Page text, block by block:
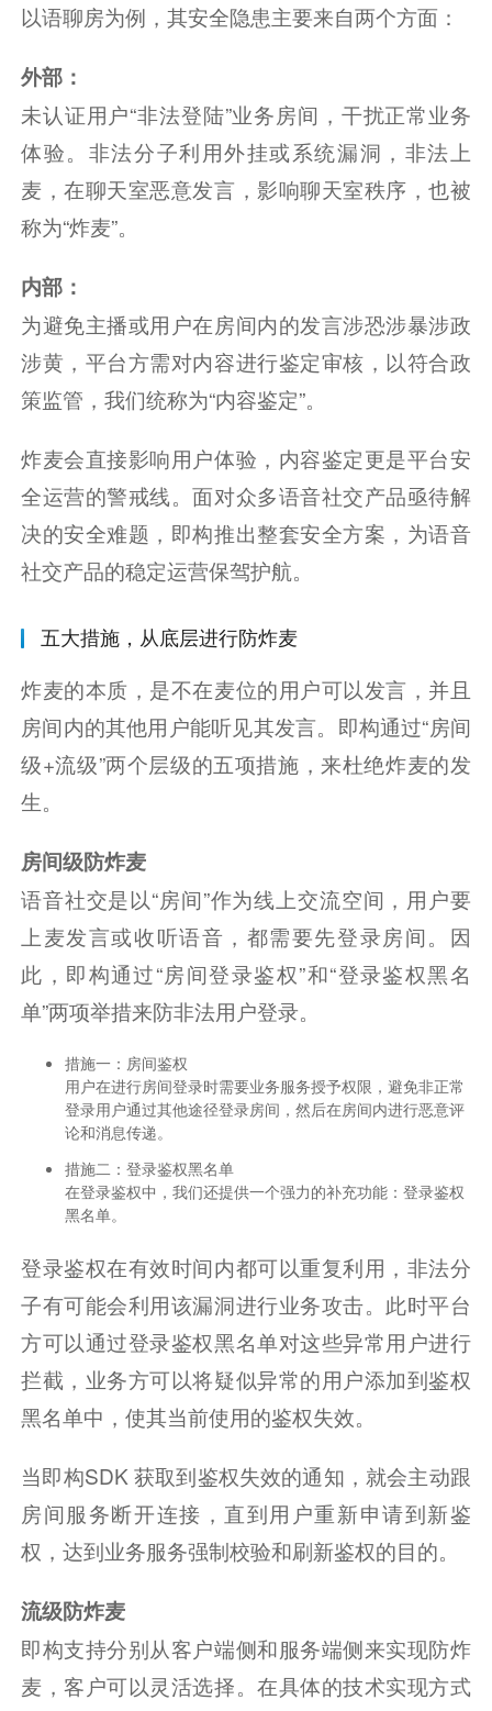
以语聊房为例，其安全隐患主要来自两个方面：
外部：
未认证用户“非法登陆”业务房间，干扰正常业务
体验。非法分子利用外挂或系统漏洞，非法上
麦，在聊天室恶意发言，影响聊天室秩序，也被
称为“炸麦”。
内部：
为避免主播或用户在房间内的发言涉恐涉暴涉政
涉黄，平台方需对内容进行鉴定审核，以符合政
策监管，我们统称为“内容鉴定”。
炸麦会直接影响用户体验，内容鉴定更是平台安
全运营的警戒线。面对众多语音社交产品亟待解
决的安全难题，即构推出整套安全方案，为语音
社交产品的稳定运营保驾护航。
五大措施，从底层进行防炸麦
炸麦的本质，是不在麦位的用户可以发言，并且
房间内的其他用户能听见其发言。即构通过“房间
级+流级”两个层级的五项措施，来杜绝炸麦的发
生。
房间级防炸麦
语音社交是以“房间”作为线上交流空间，用户要
上麦发言或收听语音，都需要先登录房间。因
此，即构通过“房间登录鉴权”和“登录鉴权黑名
单”两项举措来防非法用户登录。
措施一：房间鉴权
用户在进行房间登录时需要业务服务授予权限，避免非正常
登录用户通过其他途径登录房间，然后在房间内进行恶意评
论和消息传递。
措施二：登录鉴权黑名单
在登录鉴权中，我们还提供一个强力的补充功能：登录鉴权
黑名单。
登录鉴权在有效时间内都可以重复利用，非法分
子有可能会利用该漏洞进行业务攻击。此时平台
方可以通过登录鉴权黑名单对这些异常用户进行
拦截，业务方可以将疑似异常的用户添加到鉴权
黑名单中，使其当前使用的鉴权失效。
当即构SDK 获取到鉴权失效的通知，就会主动跟
房间服务断开连接，直到用户重新申请到新鉴
权，达到业务服务强制校验和刷新鉴权的目的。
流级防炸麦
即构支持分别从客户端侧和服务端侧来实现防炸
麦，客户可以灵活选择。在具体的技术实现方式